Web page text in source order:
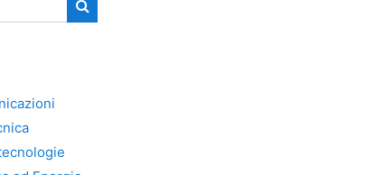
Cerca corsi